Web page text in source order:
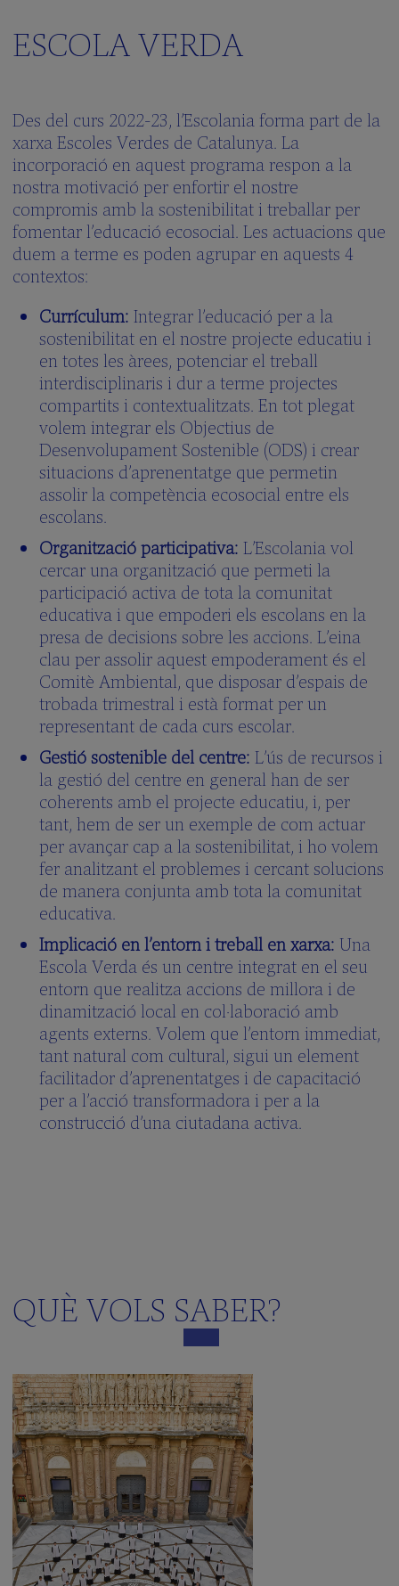
ESCOLA VERDA
Des del curs 2022-23, l’Escolania forma part de la
xarxa Escoles Verdes de Catalunya. La
incorporació en aquest programa respon a la
nostra motivació per enfortir el nostre
compromis amb la sostenibilitat i treballar per
fomentar l’educació ecosocial. Les actuacions que
duem a terme es poden agrupar en aquests 4
contextos:
Currículum: Integrar l’educació per a la
sostenibilitat en el nostre projecte educatiu i
en totes les àrees, potenciar el treball
interdisciplinaris i dur a terme projectes
compartits i contextualitzats. En tot plegat
volem integrar els Objectius de
Desenvolupament Sostenible (ODS) i crear
situacions d’aprenentatge que permetin
assolir la competència ecosocial entre els
escolans.
Organització participativa: L’Escolania vol
cercar una organització que permeti la
participació activa de tota la comunitat
educativa i que empoderi els escolans en la
presa de decisions sobre les accions. L’eina
clau per assolir aquest empoderament és el
Comitè Ambiental, que disposar d’espais de
trobada trimestral i està format per un
representant de cada curs escolar.
Gestió sostenible del centre: L’ús de recursos i
la gestió del centre en general han de ser
coherents amb el projecte educatiu, i, per
tant, hem de ser un exemple de com actuar
per avançar cap a la sostenibilitat, i ho volem
fer analitzant el problemes i cercant solucions
de manera conjunta amb tota la comunitat
educativa.
Implicació en l’entorn i treball en xarxa: Una
Escola Verda és un centre integrat en el seu
entorn que realitza accions de millora i de
dinamització local en col·laboració amb
agents externs. Volem que l’entorn immediat,
tant natural com cultural, sigui un element
facilitador d’aprenentatges i de capacitació
per a l’acció transformadora i per a la
construcció d’una ciutadana activa.
QUÈ VOLS SABER?